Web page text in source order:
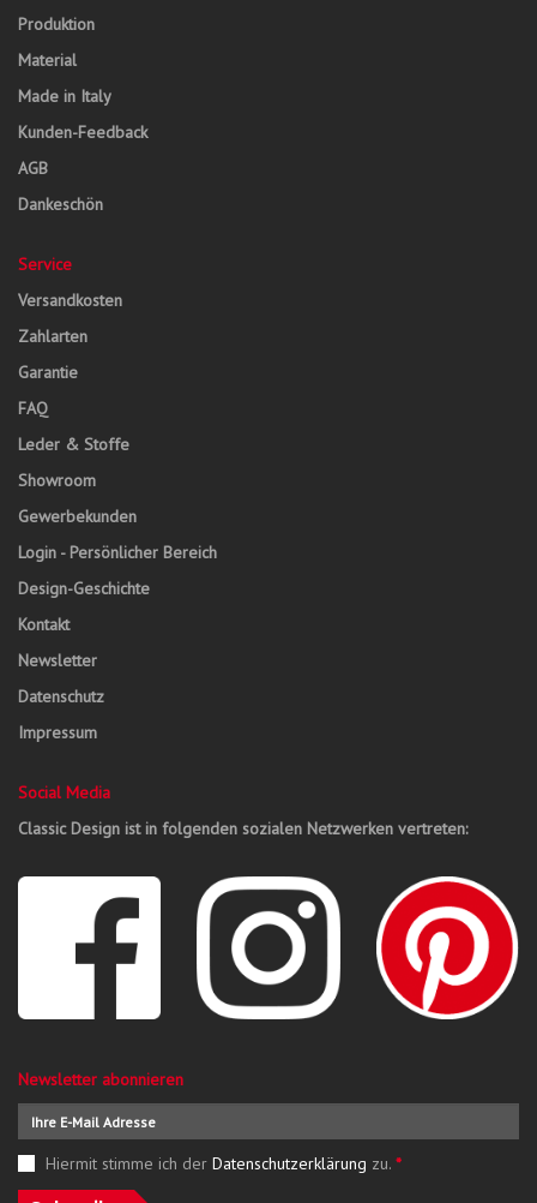
Produktion
Material
Made in Italy
Kunden-Feedback
AGB
Dankeschön
Service
Versandkosten
Zahlarten
Garantie
FAQ
Leder & Stoffe
Showroom
Gewerbekunden
Login - Persönlicher Bereich
Design-Geschichte
Kontakt
Newsletter
Datenschutz
Impressum
Social Media
Classic Design ist in folgenden sozialen Netzwerken vertreten:
Newsletter abonnieren
Hiermit stimme ich der Datenschutzerklärung zu. *